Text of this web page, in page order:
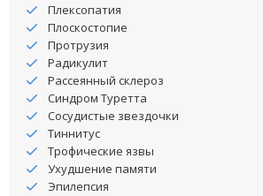
Плексопатия
Плоскостопие
Протрузия
Радикулит
Рассеянный склероз
Синдром Туретта
Сосудистые звездочки
Тиннитус
Трофические язвы
Ухудшение памяти
Эпилепсия